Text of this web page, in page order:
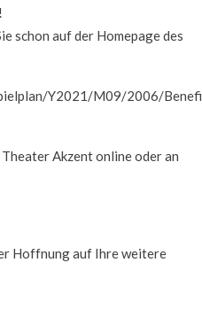
schon auf der Homepage des
Y2021/M09/2006/
Akzent online oder an
Hoffnung auf Ihre weitere